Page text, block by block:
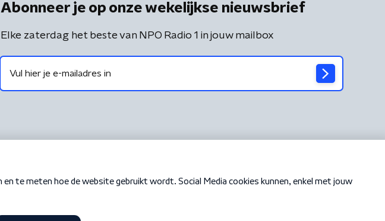
Abonneer je op onze wekelijkse nieuwsbrief
Elke zaterdag het beste van NPO Radio 1 in jouw mailbox